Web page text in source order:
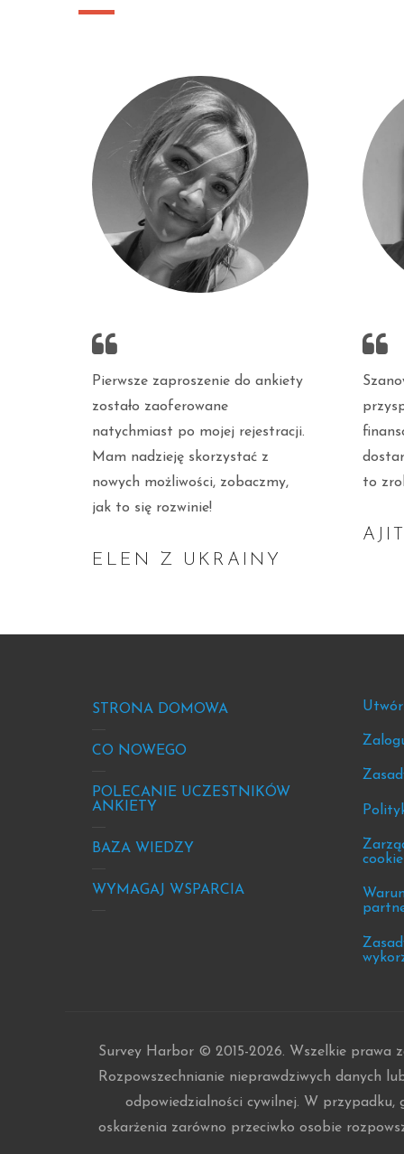
Pierwsze zaproszenie do ankiety
zostało zaoferowane
natychmiast po mojej rejestracji.
Mam nadzieję skorzystać z
nowych możliwości, zobaczmy,
jak to się rozwinie!
ELEN Z UKRAINY
to
Footer
site
STRONA DOMOWA
CO NOWEGO
POLECANIE UCZESTNIKÓW
ANKIETY
BAZA WIEDZY
WYMAGAJ WSPARCIA
&
cookie
Survey Harbor © 2015-2026. Wszelkie prawa
Rozpowszechnianie nieprawdziwych danych
odpowiedzialności cywilnej. W
oskarżenia zarówno przeciwko osobie